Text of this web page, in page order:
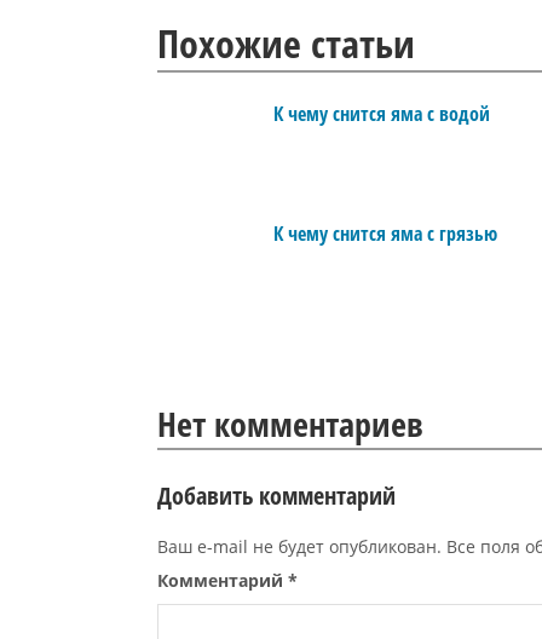
Похожие статьи
К чему снится яма с водой
К чему снится яма с грязью
Нет комментариев
Добавить комментарий
Ваш e-mail не будет опубликован. Все поля
Комментарий *